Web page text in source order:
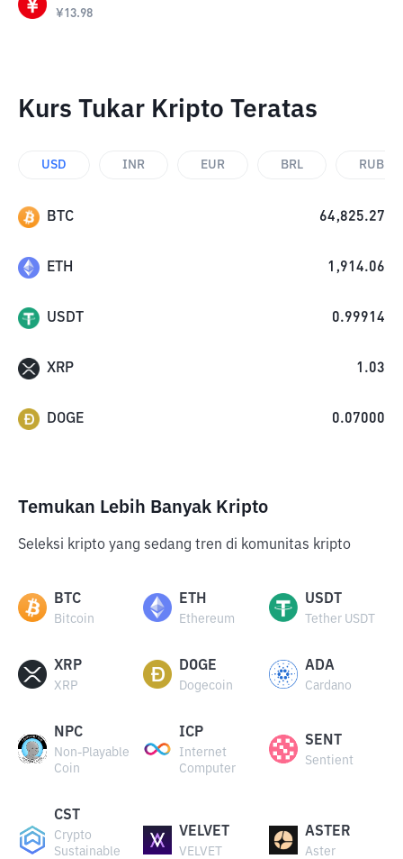
¥13.98
Kurs Tukar Kripto Teratas
USD INR EUR BRL RUB
BTC 64,825.27
ETH 1,914.06
USDT 0.99914
XRP 1.03
DOGE 0.07000
Temukan Lebih Banyak Kripto
Seleksi kripto yang sedang tren di komunitas kripto
BTC
Bitcoin
ETH
Ethereum
USDT
Tether USDT
XRP
XRP
DOGE
Dogecoin
ADA
Cardano
NPC
Non-Playable
Coin
ICP
Internet
Computer
SENT
Sentient
CST
Crypto
Sustainable
VELVET
VELVET
ASTER
Aster